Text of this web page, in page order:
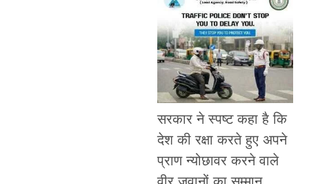
सरकार ने स्पष्ट कहा है कि
देश की रक्षा करते हुए अपने
प्राण न्योछावर करने वाले